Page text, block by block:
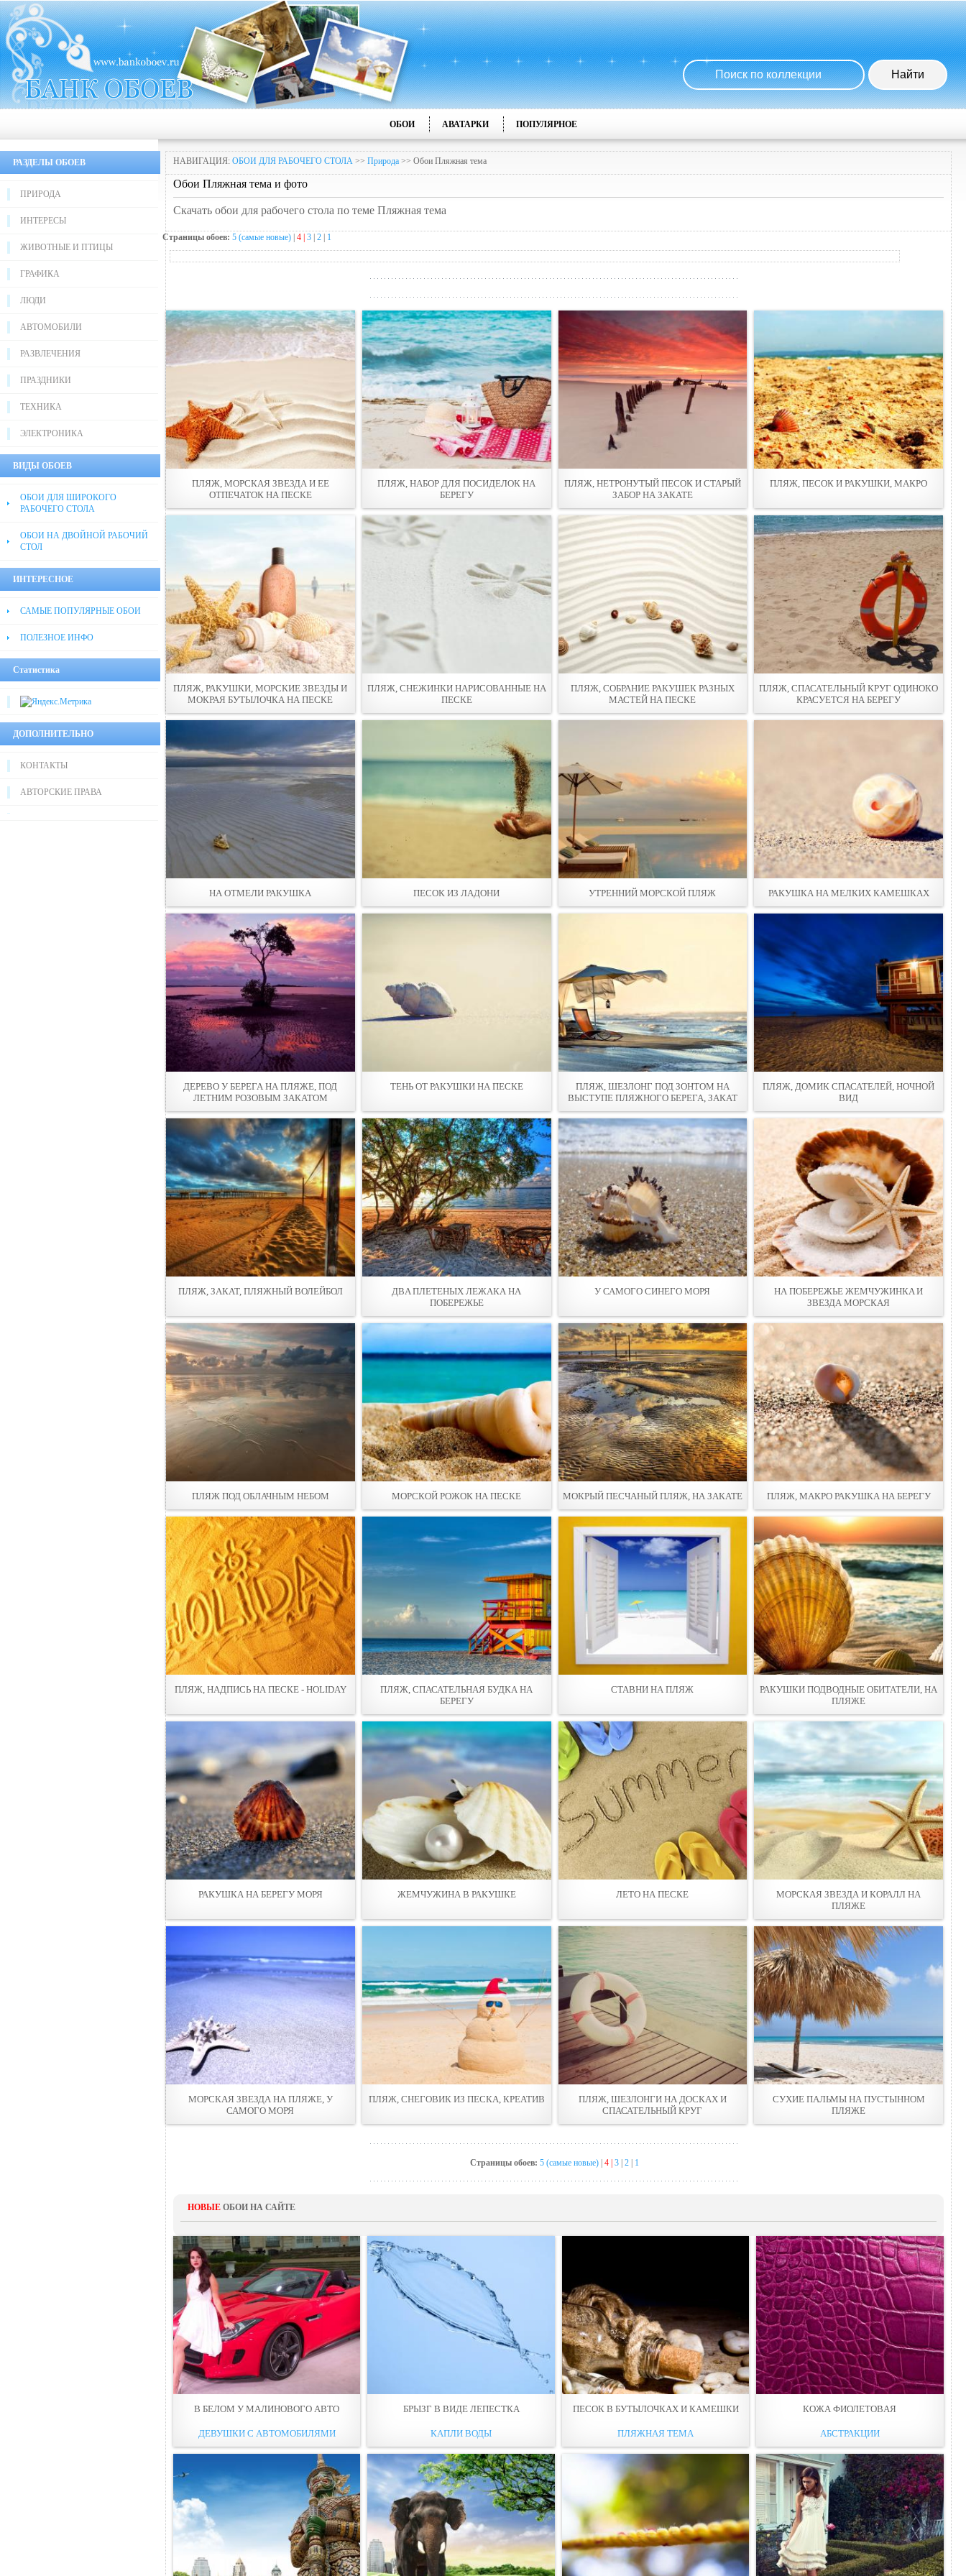
ОБОИ АВАТАРКИ ПОПУЛЯРНОЕ
РАЗДЕЛЫ ОБОЕВ
ПРИРОДА
ИНТЕРЕСЫ
ЖИВОТНЫЕ И ПТИЦЫ
ГРАФИКА
ЛЮДИ
АВТОМОБИЛИ
РАЗВЛЕЧЕНИЯ
ПРАЗДНИКИ
ТЕХНИКА
ЭЛЕКТРОНИКА
ВИДЫ ОБОЕВ
ОБОИ ДЛЯ ШИРОКОГО
РАБОЧЕГО СТОЛА
ОБОИ НА ДВОЙНОЙ РАБОЧИЙ
СТОЛ
ИНТЕРЕСНОЕ
САМЫЕ ПОПУЛЯРНЫЕ ОБОИ
ПОЛЕЗНОЕ ИНФО
Статистика
ДОПОЛНИТЕЛЬНО
КОНТАКТЫ
АВТОРСКИЕ ПРАВА
НАВИГАЦИЯ: ОБОИ ДЛЯ РАБОЧЕГО СТОЛА >> Природа >> Обои Пляжная тема
Обои Пляжная тема и фото
Скачать обои для рабочего стола по теме Пляжная тема
Страницы обоев: 5 (самые новые) 4 | 3 2 1
ПЛЯЖ, МОРСКАЯ ЗВЕЗДА И ЕЕ
ОТПЕЧАТОК НА ПЕСКЕ
ПЛЯЖ, НАБОР ДЛЯ ПОСИДЕЛОК НА
БЕРЕГУ
ПЛЯЖ, НЕТРОНУТЫЙ ПЕСОК И СТАРЫЙ
ЗАБОР НА ЗАКАТЕ
ПЛЯЖ, ПЕСОК И РАКУШКИ, МАКРО
ПЛЯЖ, РАКУШКИ, МОРСКИЕ ЗВЕЗДЫ И
МОКРАЯ БУТЫЛОЧКА НА ПЕСКЕ
ПЛЯЖ, СНЕЖИНКИ НАРИСОВАННЫЕ НА
ПЕСКЕ
ПЛЯЖ, СОБРАНИЕ РАКУШЕК РАЗНЫХ
МАСТЕЙ НА ПЕСКЕ
ПЛЯЖ, СПАСАТЕЛЬНЫЙ КРУГ ОДИНОКО
КРАСУЕТСЯ НА БЕРЕГУ
НА ОТМEЛИ РАКУШКА ПЕСОК ИЗ ЛАДOНИ УТРЕННИЙ МОРСКОЙ ПЛЯЖ РАКУШКА НА МEЛКИХ КАМЕШКАХ
ДЕРЕВО У БЕРEГА НА ПЛЯЖЕ, ПОД
ЛЕТНИМ РОЗОВЫМ ЗАКАТОМ
ТЕНЬ ОТ РАКУШКИ НА ПEСКЕ
ПЛЯЖ, ШЕЗЛОНГ ПОД ЗОНТОМ НА
ВЫСТУПЕ ПЛЯЖНОГО БЕРЕГА, ЗАКАТ
ПЛЯЖ, ДОМИК СПАСАТЕЛЕЙ, НОЧНОЙ
ВИД
ПЛЯЖ, ЗАКАТ, ПЛЯЖНЫЙ ВОЛЕЙБОЛ
ДВA ПЛЕТЕНЫХ ЛЕЖAКА НА
ПОБЕРЕЖЬЕ
У САМОГО СИНЕГО МОРЯ
НА ПОБЕРЕЖЬЕ ЖЕМЧУЖИНКA И
ЗВЕЗДА МОРСКАЯ
ПЛЯЖ ПОД ОБЛАЧНЫМ НЕБОМ МОРСКОЙ РОЖОК НА ПЕСКЕ МОКРЫЙ ПЕСЧАНЫЙ ПЛЯЖ, НА ЗАКАТЕ ПЛЯЖ, МАКРО РАКУШКА НА БЕРЕГУ
ПЛЯЖ, НАДПИСЬ НА ПЕСКЕ - HOLIDAY
ПЛЯЖ, СПАСАТЕЛЬНАЯ БУДКА НА
БЕРЕГУ
СТАВНИ НА ПЛЯЖ
РАКУШКИ ПОДВОДНЫЕ ОБИТАТЕЛИ, НА
ПЛЯЖЕ
РАКУШКА НА БЕРЕГУ МОРЯ ЖЕМЧУЖИНА В РАКУШКЕ ЛЕТО НА ПЕСКЕ
МОРСКАЯ ЗВЕЗДА И КОРАЛЛ НА
ПЛЯЖЕ
МОРСКАЯ ЗВЕЗДА НА ПЛЯЖЕ, У
САМОГО МОРЯ
ПЛЯЖ, СНЕГОВИК ИЗ ПЕСКА, КРЕАТИВ
ПЛЯЖ, ШЕЗЛОНГИ НА ДОСКАХ И
СПАСАТЕЛЬНЫЙ КРУГ
СУХИЕ ПАЛЬМЫ НА ПУСТЫННОМ
ПЛЯЖЕ
Страницы обоев: 5 (самые новые) 4 | 3 2 1
НОВЫЕ ОБОИ НА САЙТЕ
В БЕЛОМ У МАЛИНОВОГO АВТО
ДЕВУШКИ С АВТОМОБИЛЯМИ
БРЫЗГ В ВИДE ЛЕПЕСТКА
КАПЛИ ВОДЫ
ПЕСОК В БУТЫЛОЧКАХ И КАМEШКИ
ПЛЯЖНАЯ ТЕМА
КОЖА ФИОЛЕТОВAЯ
АБСТРАКЦИИ